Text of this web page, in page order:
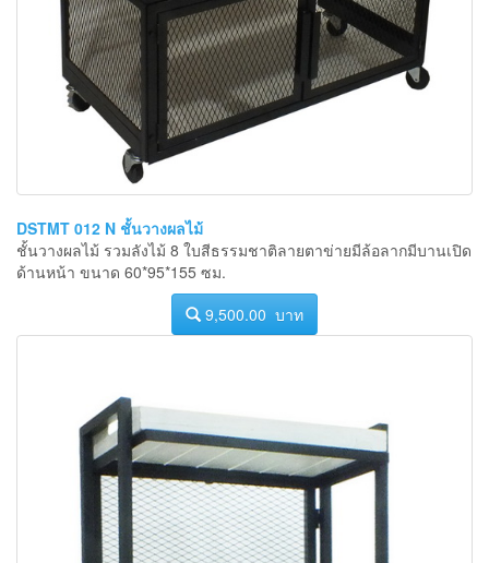
DSTMT 012 N ชั้นวางผลไม้
ชั้นวางผลไม้ รวมลังไม้ 8 ใบสีธรรมชาติลายตาข่ายมีล้อลากมีบานเปิด
ด้านหน้า ขนาด 60*95*155 ซม.
9,500.00 บาท